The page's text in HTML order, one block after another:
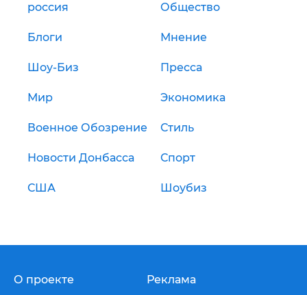
россия Общество
Блоги Мнение
Шоу-Биз Пресса
Мир Экономика
Военное Обозрение Стиль
Новости Донбасса Спорт
США Шоубиз
О проекте Реклама